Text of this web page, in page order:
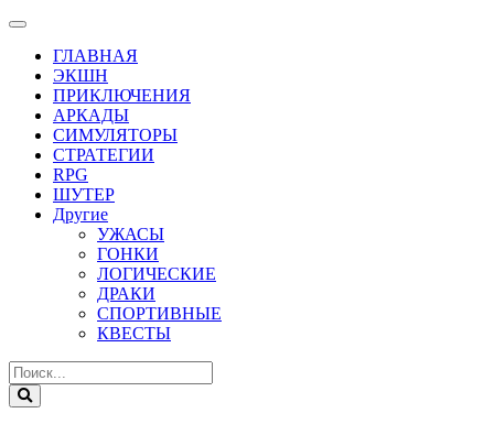
ГЛАВНАЯ
ЭКШН
ПРИКЛЮЧЕНИЯ
АРКАДЫ
СИМУЛЯТОРЫ
СТРАТЕГИИ
RPG
ШУТЕР
Другие
УЖАСЫ
ГОНКИ
ЛОГИЧЕСКИЕ
ДРАКИ
СПОРТИВНЫЕ
КВЕСТЫ